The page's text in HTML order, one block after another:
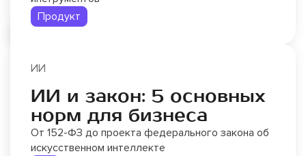
Продукт
ИИ
ИИ и закон: 5 основных
норм для бизнеса
От 152-ФЗ до проекта федерального закона об
искусственном интеллекте